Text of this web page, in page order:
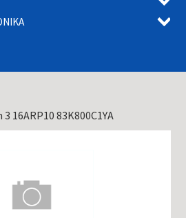
16ARP10 83K800C1YA